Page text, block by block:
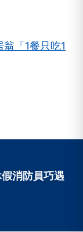
「1餐只吃1
消防員巧遇